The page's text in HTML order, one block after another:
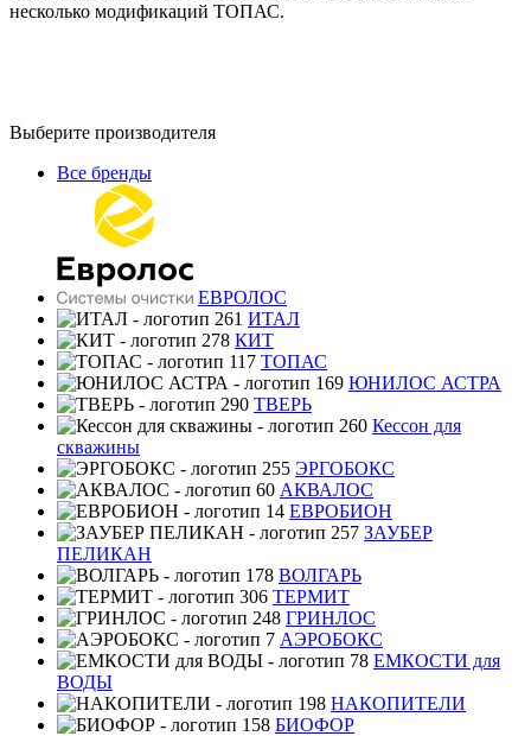
несколько модификаций ТОПАС.
Выберите производителя
Все бренды
ЕВРОЛОС
ИТАЛ
КИТ
ТОПАС
ЮНИЛОС АСТРА
ТВЕРЬ
Кессон для
скважины
ЭРГОБОКС
АКВАЛОС
ЕВРОБИОН
ЗАУБЕР
ПЕЛИКАН
ВОЛГАРЬ
ТЕРМИТ
ГРИНЛОС
АЭРОБОКС
ЕМКОСТИ для
ВОДЫ
НАКОПИТЕЛИ
БИОФОР